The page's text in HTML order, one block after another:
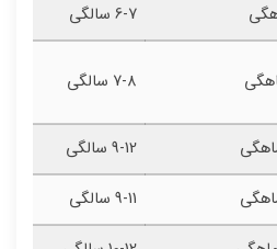
6-7 سالگی
7-8 سالگی
9-12 سالگی
9-11 سالگی